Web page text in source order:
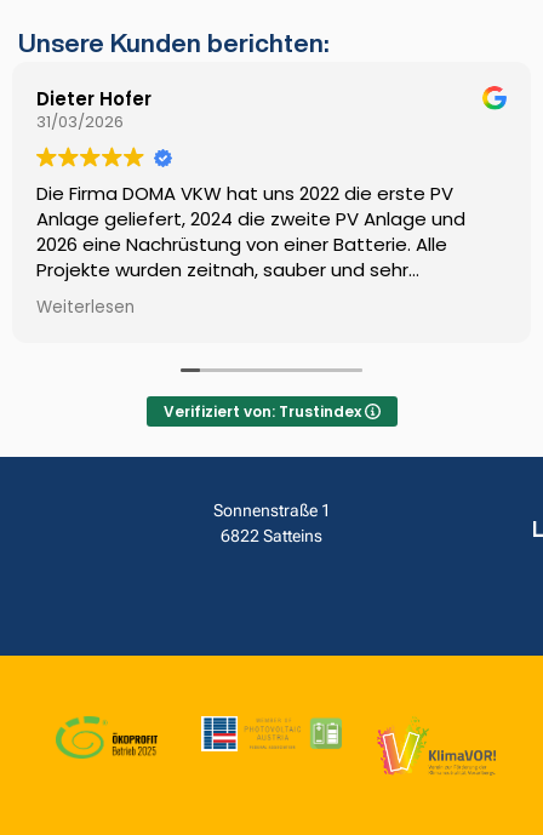
Unsere Kunden berichten:
Dieter Hofer
31/03/2026
Die Firma DOMA VKW hat uns 2022 die erste PV
Anlage geliefert, 2024 die zweite PV Anlage und
2026 eine Nachrüstung von einer Batterie. Alle
Projekte wurden zeitnah, sauber und sehr
professionell umgesetzt. Wir können die Firma mit
gutem gewissen weiterempfehlen LG Familie Hofer
Weiterlesen
Verifiziert von: Trustindex
Sonnenstraße 1
6822 Satteins